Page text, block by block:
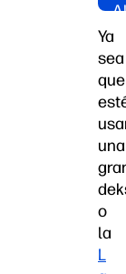
Ya
sea
que
una
o
la
L